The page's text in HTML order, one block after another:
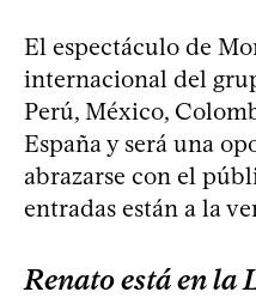
El espectáculo de
internacional del
Perú, México,
España y será una
abrazarse con el
entradas están a la
Renato está en la